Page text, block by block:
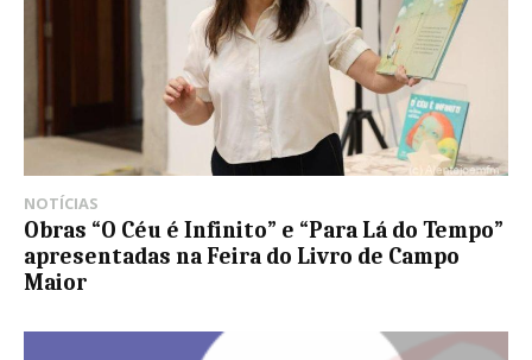
NOTÍCIAS
Obras “O Céu é Infinito” e “Para Lá do Tempo”
apresentadas na Feira do Livro de Campo
Maior